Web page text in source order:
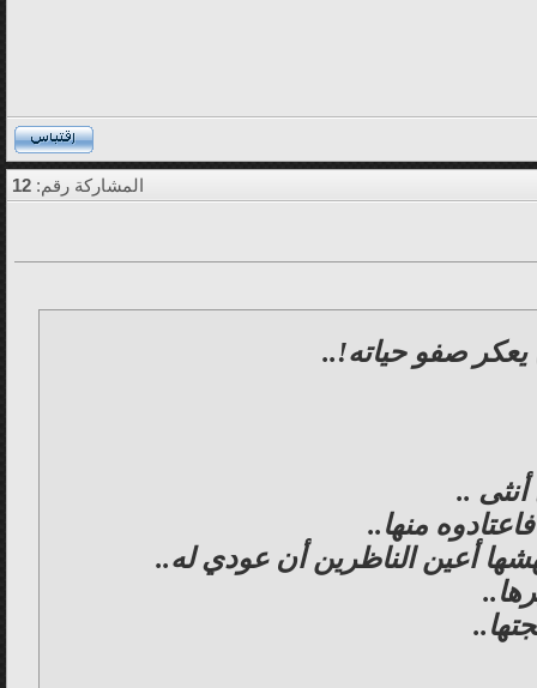
المشاركة رقم: 12
يعكر صفو حياته!..
..
منها..
أعين الناظرين أن عودي له..